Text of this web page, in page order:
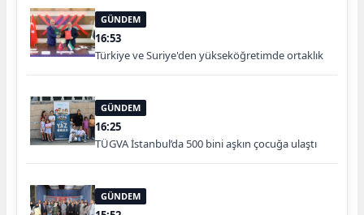
GÜNDEM
16:53
Türkiye ve Suriye'den yükseköğretimde ortaklık
GÜNDEM
16:25
TÜGVA İstanbul’da 500 bini aşkın çocuğa ulaştı
GÜNDEM